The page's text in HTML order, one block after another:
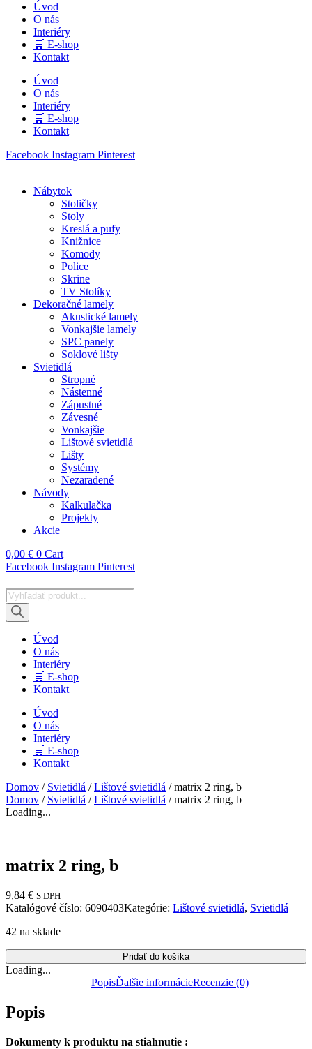
Úvod
O nás
Interiéry
🛒 E-shop
Kontakt
Úvod
O nás
Interiéry
🛒 E-shop
Kontakt
Facebook Instagram Pinterest
Nábytok
Stoličky
Stoly
Kreslá a pufy
Knižnice
Komody
Police
Skrine
TV Stolíky
Dekoračné lamely
Akustické lamely
Vonkajšie lamely
SPC panely
Soklové lišty
Svietidlá
Stropné
Nástenné
Zápustné
Závesné
Vonkajšie
Lištové svietidlá
Lišty
Systémy
Nezaradené
Návody
Kalkulačka
Projekty
Akcie
0,00 € 0 Cart
Facebook Instagram Pinterest
Products
search
Úvod
O nás
Interiéry
🛒 E-shop
Kontakt
Úvod
O nás
Interiéry
🛒 E-shop
Kontakt
Domov / Svietidlá /Lištové svietidlá / matrix 2 ring, b
Domov / Svietidlá /Lištové svietidlá / matrix 2 ring, b
Loading...
matrix 2 ring, b
9,84 € S DPH
Katalógové číslo: 6090403Kategórie: Lištové svietidlá, Svietidlá
42 na sklade
Pridať do košíka
Loading...
PopisĎalšie informácieRecenzie (0)
Popis
Dokumenty k produktu na stiahnutie :